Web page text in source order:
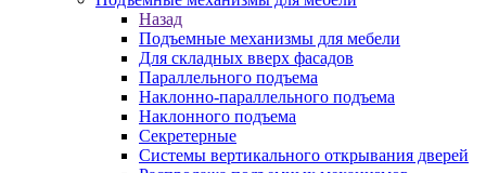
Назад
Подъемные механизмы для мебели
Для складных вверх фасадов
Параллельного подъема
Наклонно-параллельного подъема
Наклонного подъема
Секретерные
Системы вертикального открывания дверей